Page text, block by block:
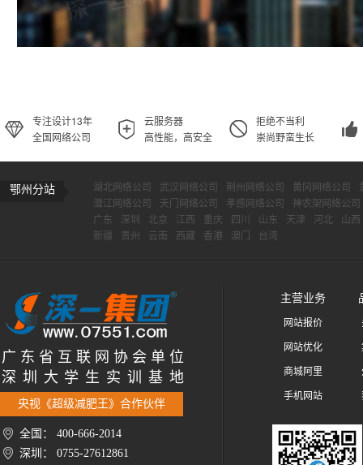
专注设计13年
全国网络公司
云服务器
高性能，高安全
拒绝不当利
崇尚野蛮生长
鄂州分站 湖北网络公司 武汉网络公司 荆州网络公司 黄冈网络公司
潜江网络公司
天门网络公司 孝感网络公司
神农架网络公司
广东
深圳 北京 江西 重庆 四川 山东 天津 河北
山西
新疆
贵州 云南 西藏 香港 澳门 台湾
广 东 省 互 联 网 协 会 单 位
深 圳 大 学 生 实 训 基 地
央视《超级减肥王》合作伙伴
全国： 400-666-2014
深圳： 0755-27612861
主营业务
网站报价
网站优化
商城阿里
手机网站